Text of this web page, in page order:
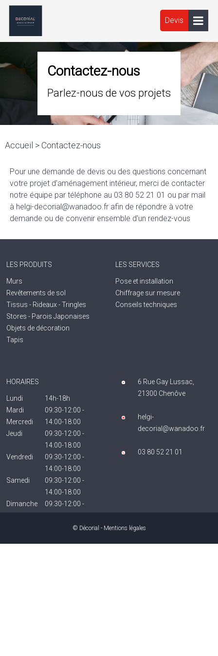
Devis
Contactez-nous
Parlez-nous de vos projets
Accueil > Contactez-nous
Pour une demande de devis ou des questions concernant
votre projet d'aménagement intérieur, merci de contacter
notre équipe par téléphone au 03 80 52 21 01 ou par mail
à helgi-decorial@wanadoo.fr afin de répondre à votre
demande ou de convenir ensemble d'un rendez-vous
LES PRODUITS
Murs
Revêtements de sol
Tissus - Rideaux - Tringles
Stores - Parois Japonaises
Objets de décoration
Tapis
LES SERVICES
Pose et installation
Chiffrage sur mesure
Conseils techniques
HORAIRES
Lundi
14h-18h
Mardi
09:30-12:00 -
14:00-18:00
Mercredi
09:30-12:00 -
14:00-18:00
Jeudi
09:30-12:00 -
14:00-18:00
Vendredi
09:30-12:00 -
14:00-18:00
Samedi
09:30-12:00 -
Dimanche
6 Rue Gay Lussac,
21300 Chenôve
helgi-
decorial@wanadoo.fr
03 80 52 21 01
© Décorial - Mentions légales